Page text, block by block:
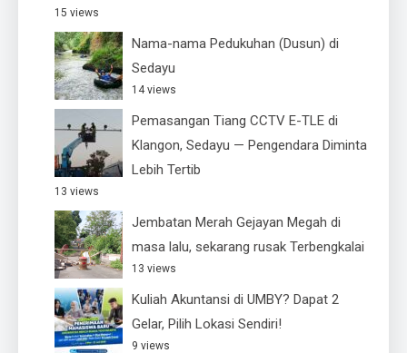
15 views
Nama-nama Pedukuhan (Dusun) di
Sedayu
14 views
Pemasangan Tiang CCTV E-TLE di
Klangon, Sedayu — Pengendara Diminta
Lebih Tertib
13 views
Jembatan Merah Gejayan Megah di
masa lalu, sekarang rusak Terbengkalai
13 views
Kuliah Akuntansi di UMBY? Dapat 2
Gelar, Pilih Lokasi Sendiri!
9 views